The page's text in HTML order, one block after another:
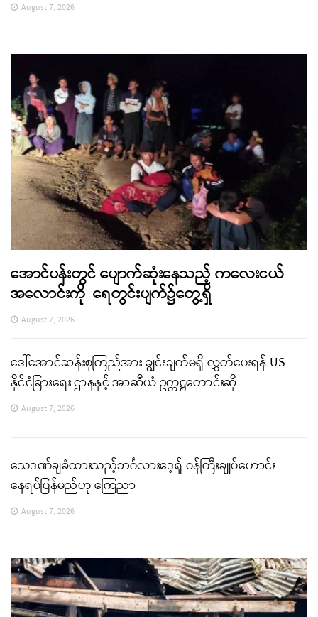
August 7, 2026
အောင်ပန်းတွင် ပျောက်ဆုံးနေသည့် ကလေးငယ်
အလောင်းကို ရေတွင်းပျက်၌တွေ့ရှိ
August 7, 2026
ဒေါ်အောင်ဆန်းစုကြည်အား ချွင်းချက်မရှိ လွှတ်ပေးရန် US
နိုင်ငံခြားရေး ဌာနနှင့် အာဆီယံ ဥက္ကဋ္ဌတောင်းဆို
August 7, 2026
သေဒဏ်ချခံထားသည့်ဘင်္ဂလားဒေ့ရှ် ဝန်ကြီးချုပ်ဟောင်း
နေရပ်ပြန်မည်ဟု ကြေညာ
August 7, 2026